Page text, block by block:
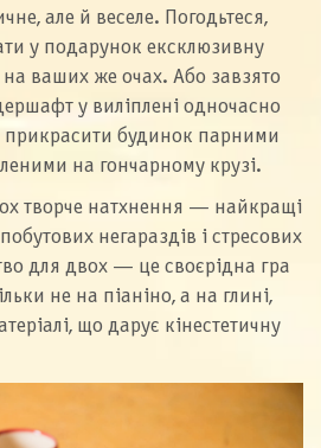
але й веселе. Погодьтеся,
у подарунок ексклюзивну
на ваших же очах. Або завзято
у виліплені одночасно
прикрасити будинок парними
на гончарному крузі.
творче натхнення — найкращі
негараздів і стресових
для двох — це своєрідна гра
не на піаніно, а на глині,
що дарує кінестетичну